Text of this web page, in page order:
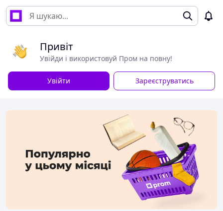
Привіт
Увійди і використовуй Пром на повну!
Увійти Зареєструватись